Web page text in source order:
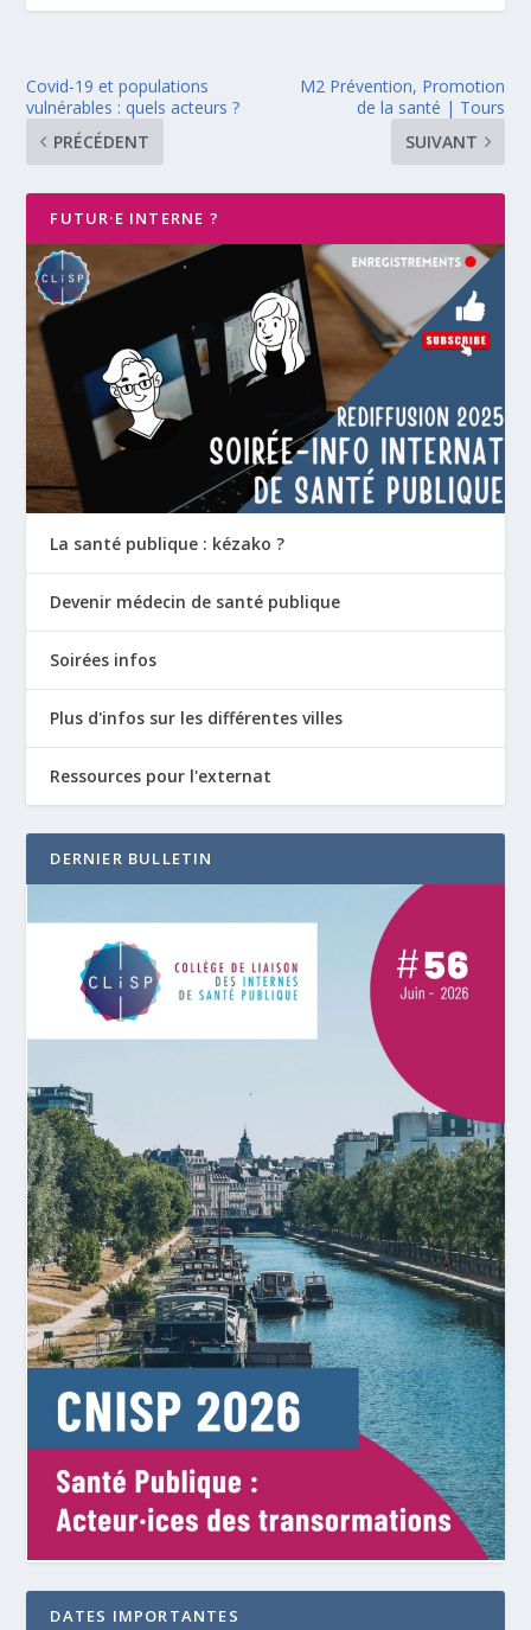
Covid-19 et populations
vulnérables : quels acteurs ?
PRÉCÉDENT
M2 Prévention, Promotion
de la santé | Tours
SUIVANT
FUTUR·E INTERNE ?
La santé publique : kézako ?
Devenir médecin de santé publique
Soirées infos
Plus d'infos sur les différentes villes
Ressources pour l'externat
DERNIER BULLETIN
DATES IMPORTANTES